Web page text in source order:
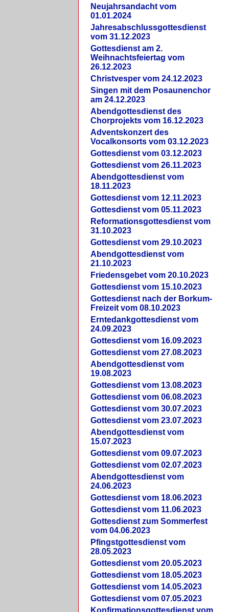
Neujahrsandacht vom
01.01.2024
Jahresabschlussgottesdienst
vom 31.12.2023
Gottesdienst am 2.
Weihnachtsfeiertag vom
26.12.2023
Christvesper vom 24.12.2023
Singen mit dem Posaunenchor
am 24.12.2023
Abendgottesdienst des
Chorprojekts vom 16.12.2023
Adventskonzert des
Vocalkonsorts vom 03.12.2023
Gottesdienst vom 03.12.2023
Gottesdienst vom 26.11.2023
Abendgottesdienst vom
18.11.2023
Gottesdienst vom 12.11.2023
Gottesdienst vom 05.11.2023
Reformationsgottesdienst vom
31.10.2023
Gottesdienst vom 29.10.2023
Abendgottesdienst vom
21.10.2023
Friedensgebet vom 20.10.2023
Gottesdienst vom 15.10.2023
Gottesdienst nach der Borkum-
Freizeit vom 08.10.2023
Erntedankgottesdienst vom
24.09.2023
Gottesdienst vom 16.09.2023
Gottesdienst vom 27.08.2023
Abendgottesdienst vom
19.08.2023
Gottesdienst vom 13.08.2023
Gottesdienst vom 06.08.2023
Gottesdienst vom 30.07.2023
Gottesdienst vom 23.07.2023
Abendgottesdienst vom
15.07.2023
Gottesdienst vom 09.07.2023
Gottesdienst vom 02.07.2023
Abendgottesdienst vom
24.06.2023
Gottesdienst vom 18.06.2023
Gottesdienst vom 11.06.2023
Gottesdienst zum Sommerfest
vom 04.06.2023
Pfingstgottesdienst vom
28.05.2023
Gottesdienst vom 20.05.2023
Gottesdienst vom 18.05.2023
Gottesdienst vom 14.05.2023
Gottesdienst vom 07.05.2023